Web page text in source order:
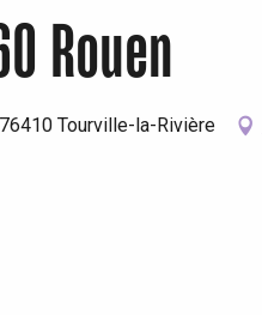
Rouen
Tourville-la-Rivière